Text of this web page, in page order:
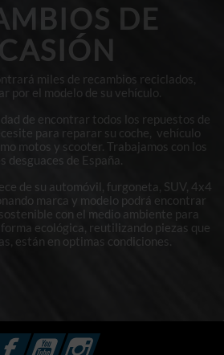
DE
miles de recambios reciclados,
por el modelo de su vehículo.
de encontrar todos los repuestos de
para reparar su coche, vehículo
motos y scooter. Trabajamos con los
desguaces de España.
de su automóvil, furgoneta, SUV, 4x4
marca y modelo podrá encontrar
con el medio ambiente para
ecológica, reutilizando piezas que
están en optimas condiciones.
FacebookYouTubeInstagram